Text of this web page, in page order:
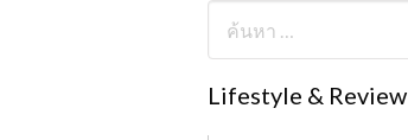
Lifestyle & Review